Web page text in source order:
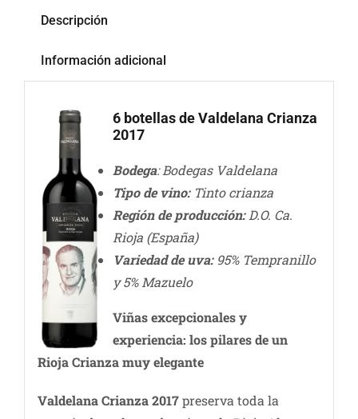
Descripción
Información adicional
6 botellas de Valdelana Crianza
2017
Bodega: Bodegas Valdelana
Tipo de vino:Tinto crianza
Región de producción:D.O. Ca.
Rioja (España)
Variedad de uva:95% Tempranillo
y 5% Mazuelo
Viñas excepcionales y
experiencia: los pilares de un
Rioja Crianza muy elegante
Valdelana Crianza 2017preserva toda la